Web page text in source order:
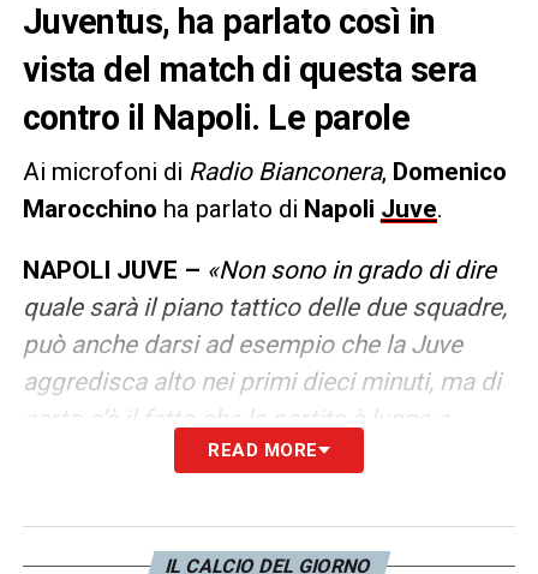
Juventus, ha parlato così in
vista del match di questa sera
contro il Napoli. Le parole
Ai microfoni di Radio Bianconera, Domenico
Marocchino ha parlato di Napoli Juve.
NAPOLI JUVE – «Non sono in grado di dire
quale sarà il piano tattico delle due squadre,
può anche darsi ad esempio che la Juve
aggredisca alto nei primi dieci minuti, ma di
certo c’è il fatto che la partita è lunga e
andrà gestita. Sarà una partita dove
pazienza e controllo degli errori saranno
READ MORE
IL CALCIO DEL GIORNO